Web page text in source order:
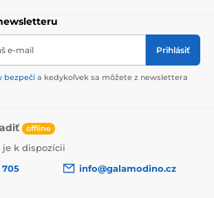
e-mail Prihlásiť
bezpečí a kedykoľvek sa môžete z newslettera
offline
je k dispozícii
705
info@galamodino.cz